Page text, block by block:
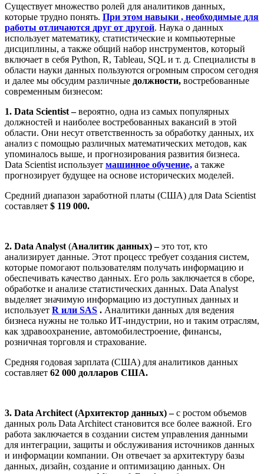
Существует множество ролей для аналитиков данных,
которые трудно понять. При этом навыки , необходимые для
работы отличаются друг от другой. Наука о данных
использует математику, статистические и компьютерные
дисциплины, а также общий набор инструментов, который
включает в себя Python, R, Tableau, SQL и т. д. Специалисты в
области науки данных пользуются огромным спросом сегодня
и далее мы обсудим различные должности, востребованные
современным бизнесом:
1. Data Scientist –вероятно, одна из самых популярных
должностей и наиболее востребованных вакансий в этой
области. Они несут ответственность за обработку данных, их
анализ с помощью различных математических методов, как
упоминалось выше, и прогнозирования развития бизнеса.
Data Scientist использует машинное обучение, а также
прогнозирует будущее на основе исторических моделей.
Средний диапазон заработной платы (США) для Data Scientist
составляет $ 119 000.
2. Data Analyst (Аналитик данных) –это тот, кто
анализирует данные. Этот процесс требует создания систем,
которые помогают пользователям получать информацию и
обеспечивать качество данных. Его роль заключается в сборе,
обработке и анализе статистических данных. Data Analyst
выделяет значимую информацию из доступных данных и
использует R или SAS . Аналитики данных для ведения
бизнеса нужны не только ИТ-индустрии, но и таким отраслям,
как здравоохранение, автомобилестроение, финансы,
розничная торговля и страхование.
Средняя годовая зарплата (США) для аналитиков данных
составляет 62 000 долларов США.
3. Data Architect (Архитектор данных) –с ростом объемов
данных роль Data Architect становится все более важной. Его
работа заключается в создании систем управления данными
для интеграции, защиты и обслуживания источников данных
и информации компании. Он отвечает за архитектуру базы
данных, дизайн, создание и оптимизацию данных. Он